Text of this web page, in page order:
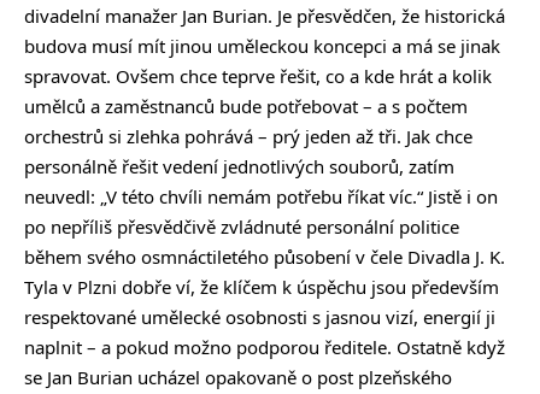
divadelní manažer Jan Burian. Je přesvědčen, že historická
budova musí mít jinou uměleckou koncepci a má se jinak
spravovat. Ovšem chce teprve řešit, co a kde hrát a kolik
umělců a zaměstnanců bude potřebovat – a s počtem
orchestrů si zlehka pohrává – prý jeden až tři. Jak chce
personálně řešit vedení jednotlivých souborů, zatím
neuvedl: „V této chvíli nemám potřebu říkat víc.“ Jistě i on
po nepříliš přesvědčivě zvládnuté personální politice
během svého osmnáctiletého působení v čele Divadla J. K.
Tyla v Plzni dobře ví, že klíčem k úspěchu jsou především
respektované umělecké osobnosti s jasnou vizí, energií ji
naplnit – a pokud možno podporou ředitele. Ostatně když
se Jan Burian ucházel opakovaně o post plzeňského